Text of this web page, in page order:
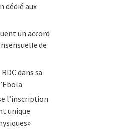
dédié aux
un accord
de
dans sa
l’inscription
unique